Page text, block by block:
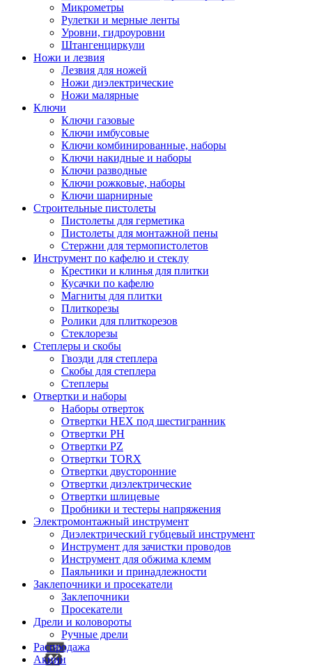
Микрометры
Рулетки и мерные ленты
Уровни, гидроуровни
Штангенциркули
Ножи и лезвия
Лезвия для ножей
Ножи диэлектрические
Ножи малярные
Ключи
Ключи газовые
Ключи имбусовые
Ключи комбинированные, наборы
Ключи накидные и наборы
Ключи разводные
Ключи рожковые, наборы
Ключи шарнирные
Строительные пистолеты
Пистолеты для герметика
Пистолеты для монтажной пены
Стержни для термопистолетов
Инструмент по кафелю и стеклу
Крестики и клинья для плитки
Кусачки по кафелю
Магниты для плитки
Плиткорезы
Ролики для плиткорезов
Стеклорезы
Степлеры и скобы
Гвозди для степлера
Скобы для степлера
Степлеры
Отвертки и наборы
Наборы отверток
Отвертки HEX под шестигранник
Отвертки PH
Отвертки PZ
Отвертки TORX
Отвертки двусторонние
Отвертки диэлектрические
Отвертки шлицевые
Пробники и тестеры напряжения
Электромонтажный инструмент
Диэлектрический губцевый инструмент
Инструмент для зачистки проводов
Инструмент для обжима клемм
Паяльники и принадлежности
Заклепочники и просекатели
Заклепочники
Просекатели
Дрели и коловороты
Ручные дрели
Распродажа
Акции